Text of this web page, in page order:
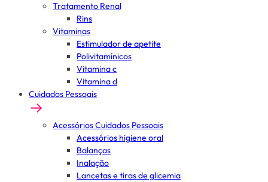
Tratamento Renal
Rins
Vitaminas
Estimulador de apetite
Polivitamínicos
Vitamina c
Vitamina d
Cuidados Pessoais
Acessórios Cuidados Pessoais
Acessórios higiene oral
Balanças
Inalação
Lancetas e tiras de glicemia